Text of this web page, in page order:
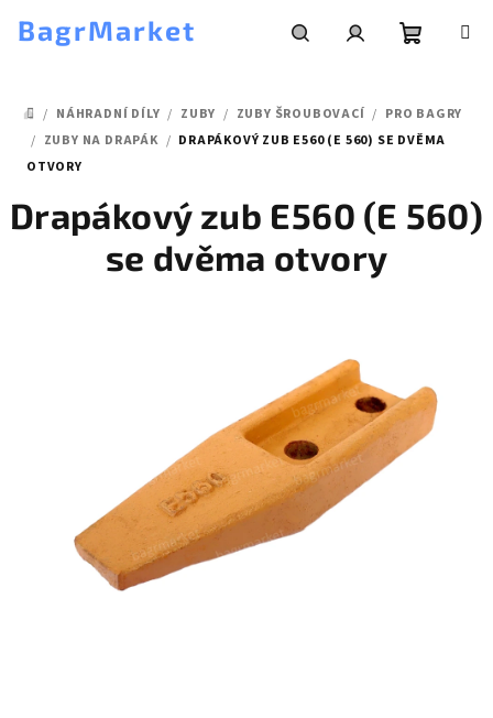
BagrMarket
košík
DOMŮ
/ NÁHRADNÍ DÍLY / ZUBY / ZUBY ŠROUBOVACÍ / PRO BAGRY
/ ZUBY NA DRAPÁK / DRAPÁKOVÝ ZUB E560 (E 560) SE DVĚMA
OTVORY
Drapákový zub E560 (E 560)
se dvěma otvory